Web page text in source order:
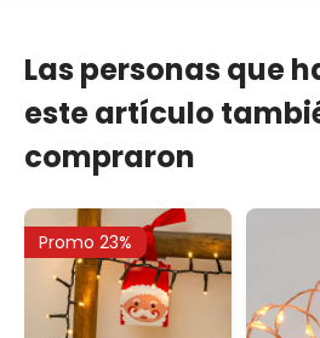
Las personas que
este artículo
compraron
Promo 23%